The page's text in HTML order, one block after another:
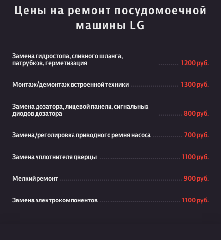
Цены на ремонт посудомоечной
машины LG
Замена гидростопа, сливного шланга,
патрубков, герметизация
1 200 руб.
Монтаж/демонтаж встроенной техники 1 300 руб.
Замена дозатора, лицевой панели, сигнальных
диодов дозатора
800 руб.
Замена/реголировка приводного ремня насоса 700 руб.
Замена уплотнителя дверцы 1 100 руб.
Мелкий ремонт 900 руб.
Замена электрокомпонентов 1 100 руб.